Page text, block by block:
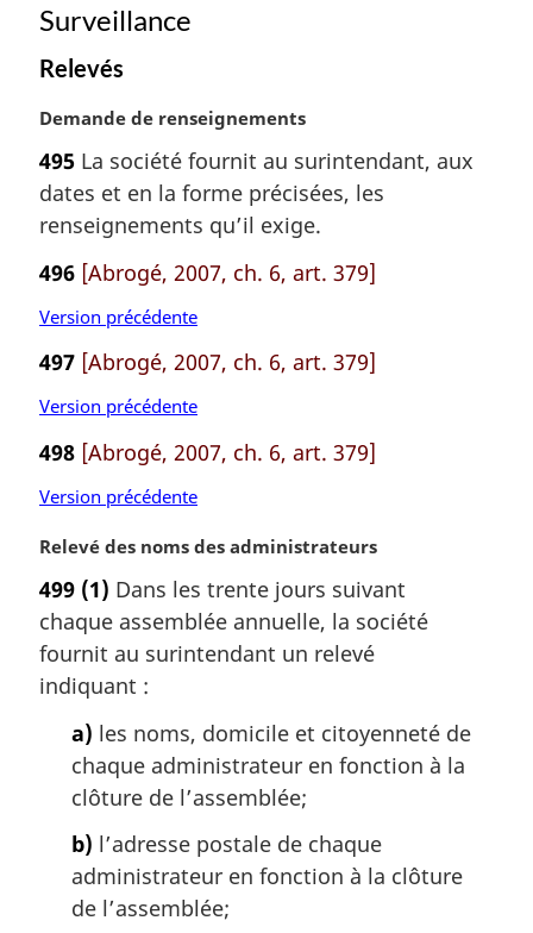
Surveillance
Relevés
N
t
e
m
r
i
n
l
:
Demande de renseignements
495 La société fournit au surintendant, aux
dates et en la forme précisées, les
renseignements qu’il exige.
496 [Abrogé, 2007, ch. 6, art. 379]
Version précédente
497 [Abrogé, 2007, ch. 6, art. 379]
Version précédente
498 [Abrogé, 2007, ch. 6, art. 379]
Version précédente
N
t
e
m
a
Relevé des noms des administrateurs
499 (1) Dans les trente jours suivant
chaque assemblée annuelle, la société
fournit au surintendant un relevé
indiquant :
a) les noms, domicile et citoyenneté de
chaque administrateur en fonction à la
clôture de l’assemblée;
b) l’adresse postale de chaque
administrateur en fonction à la clôture
de l’assemblée;